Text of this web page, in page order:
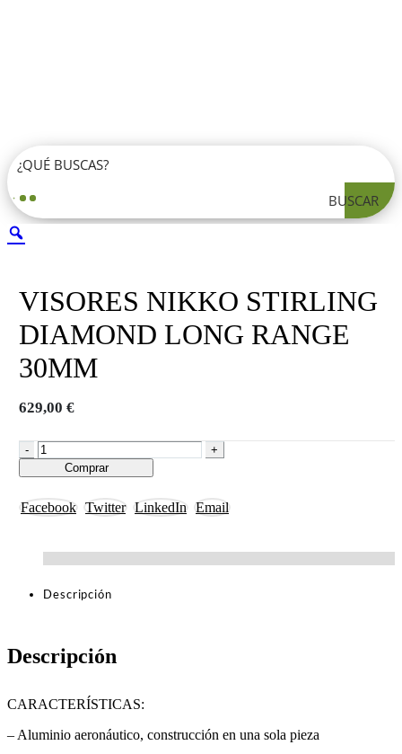
BUSCAR
VISORES NIKKO STIRLING
DIAMOND LONG RANGE
30MM
629,00 €
-
+
Comprar
Facebook Twitter LinkedIn Email
Descripción
Descripción
CARACTERÍSTICAS:
– Aluminio aeronáutico, construcción en una sola pieza